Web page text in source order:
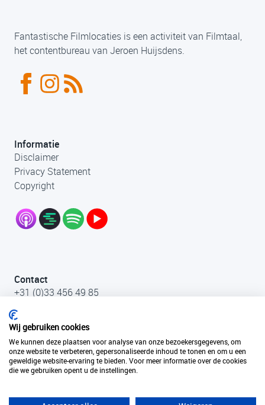
Fantastische Filmlocaties is een activiteit van Filmtaal,
het contentbureau van Jeroen Huijsdens.
Informatie
Disclaimer
Privacy Statement
Copyright
Contact
+31 (0)33 456 49 85
info@fantastischefilmlocaties.nl
KvK Filmtaal 34120749
Wij gebruiken cookies
We kunnen deze plaatsen voor analyse van onze bezoekersgegevens, om
onze website te verbeteren, gepersonaliseerde inhoud te tonen en om u een
geweldige website-ervaring te bieden. Voor meer informatie over de cookies
die we gebruiken opent u de instellingen.